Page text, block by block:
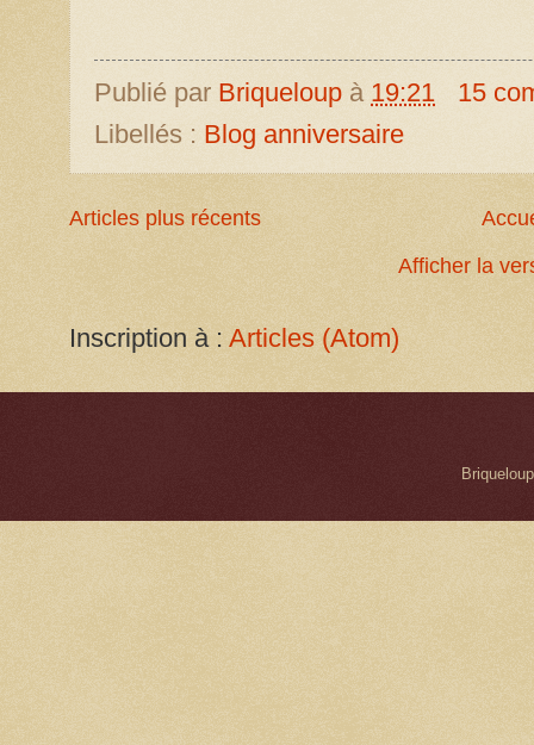
Publié par Briqueloup à 19:21
15
Libellés : Blog anniversaire
Articles plus récents
Afficher la
Inscription à : Articles (Atom)